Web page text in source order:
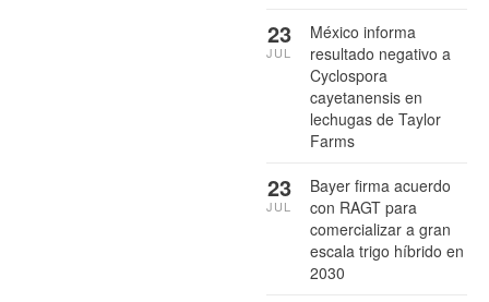
México informa
resultado negativo a
Cyclospora
cayetanensis en
lechugas de Taylor
Farms
23
JUL
Bayer firma acuerdo
con RAGT para
comercializar a gran
escala trigo híbrido en
2030
23
JUL